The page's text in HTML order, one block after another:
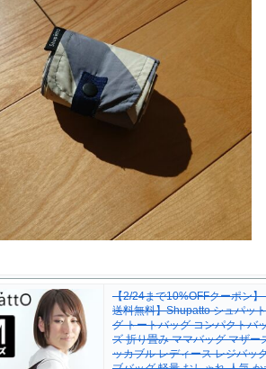
【2/24まで10%OFFクーポン
送料無料】Shupatto シュパッ
グ トートバッグ コンパクトバ
ズ 折り畳み ママバッグ マザー
ッカブル レディース レジバッ